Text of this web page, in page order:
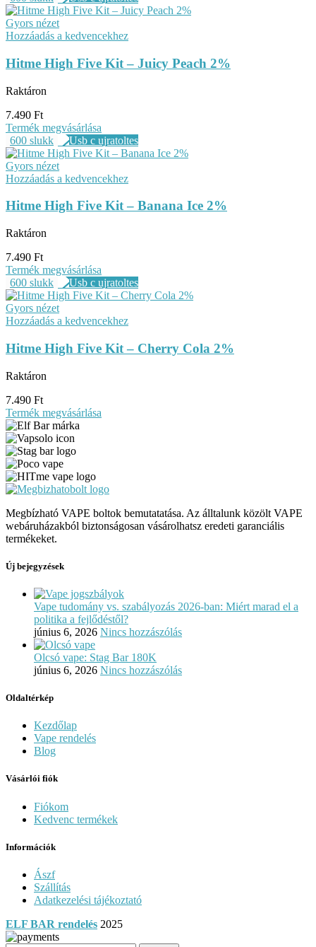
Gyors nézet
Hozzáadás a kedvencekhez
Hitme High Five Kit – Juicy Peach 2%
Raktáron
7.490 Ft
Termék megvásárlása
600 slukk
Gyors nézet
Hozzáadás a kedvencekhez
Hitme High Five Kit – Banana Ice 2%
Raktáron
7.490 Ft
Termék megvásárlása
600 slukk
Gyors nézet
Hozzáadás a kedvencekhez
Hitme High Five Kit – Cherry Cola 2%
Raktáron
7.490 Ft
Termék megvásárlása
Megbízható VAPE boltok bemutatatása. Az álltalunk közölt VAPE
webáruházakból biztonságosan vásárolhatsz eredeti garanciális
termékeket.
Új bejegyzések
Vape tudomány vs. szabályozás 2026-ban: Miért marad el a
politika a fejlődéstől?
június 6, 2026 Nincs hozzászólás
Olcsó vape: Stag Bar 180K
június 6, 2026 Nincs hozzászólás
Oldaltérkép
Kezdőlap
Vape rendelés
Blog
Vásárlói fiók
Fiókom
Kedvenc termékek
Információk
Ászf
Szállítás
Adatkezelési tájékoztató
ELF BAR rendelés 2025